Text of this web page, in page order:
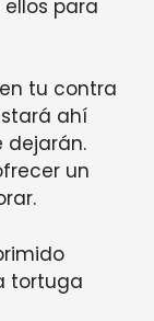
para
tu contra
ahí
dejarán.
un
tortuga